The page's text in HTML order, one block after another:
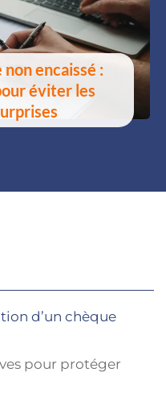
encaissé :
éviter les
d’un chèque
pour protéger